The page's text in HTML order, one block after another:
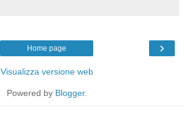
›
Home page
Visualizza versione web
Powered by Blogger.